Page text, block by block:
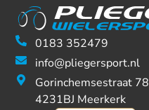
0183 352479
info@pliegersport.nl
Gorinchemsestraat
4231BJ Meerkerk